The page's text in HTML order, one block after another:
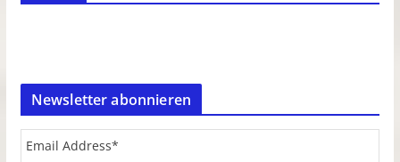
Newsletter abonnieren
Email Address*